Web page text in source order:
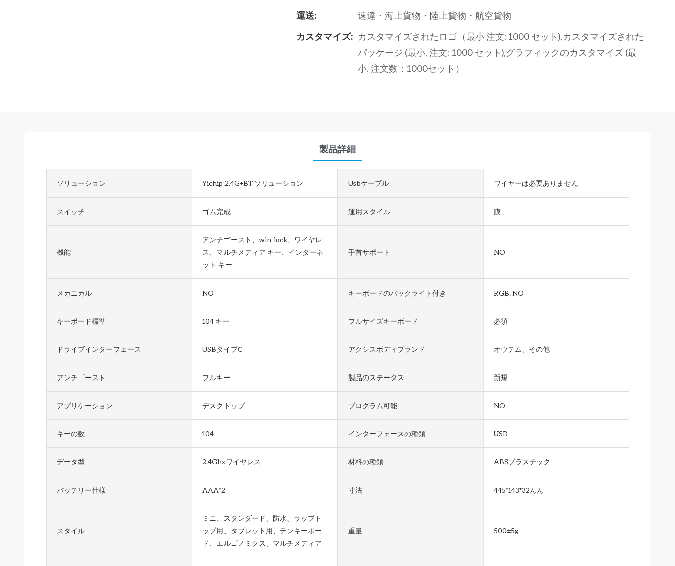
運送:
速達・海上貨物・陸上貨物・航空貨物
カスタマイズ: カスタマイズされたロゴ（最小 注文: 1000 セット),カスタマイズされた
パッケージ (最小. 注文: 1000 セット),グラフィックのカスタマイズ (最
小. 注文数：1000セット）
製品詳細
ソリューション Yichip 2.4G+BT ソリューション Usbケーブル ワイヤーは必要ありません
スイッチ ゴム完成 運用スタイル 膜
機能
アンチゴースト、win-lock、ワイヤレ
ス、マルチメディア キー、インターネ
ット キー
手首サポート NO
メカニカル NO キーボードのバックライト付き RGB, NO
キーボード標準 104 キー フルサイズキーボード 必須
ドライブインターフェース USBタイプC アクシスボディブランド オウテム、その他
アンチゴースト フルキー 製品のステータス 新規
アプリケーション デスクトップ プログラム可能 NO
キーの数 104 インターフェースの種類 USB
データ型 2.4Ghzワイヤレス 材料の種類 ABSプラスチック
バッテリー仕様 AAA*2 寸法 445*143*32んん
スタイル
ミニ、スタンダード、防水、ラップト
ップ用、タブレット用、テンキーボー
ド、エルゴノミクス、マルチメディア
重量 500±5g